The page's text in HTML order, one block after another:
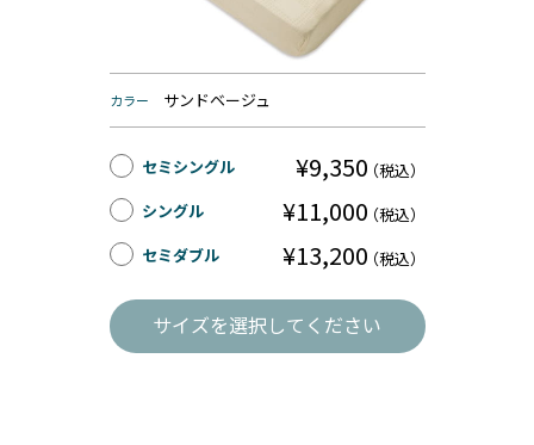
カラー サンドベージュ
セミシングル ¥9,350（税込）
シングル
¥11,000（税込）
セミダブル
¥13,200（税込）
サイズを選択してください